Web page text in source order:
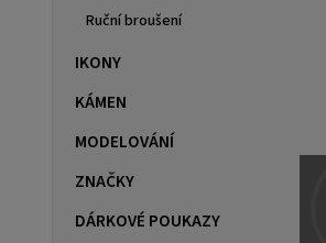
Ruční broušení
IKONY
KÁMEN
MODELOVÁNÍ
ZNAČKY
DÁRKOVÉ POUKAZY